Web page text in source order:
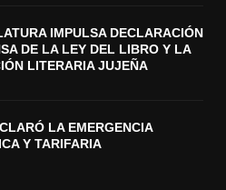
IMPULSA DECLARACIÓN
DE LA LEY DEL LIBRO Y LA
LITERARIA JUJEÑA
LA EMERGENCIA
Y TARIFARIA